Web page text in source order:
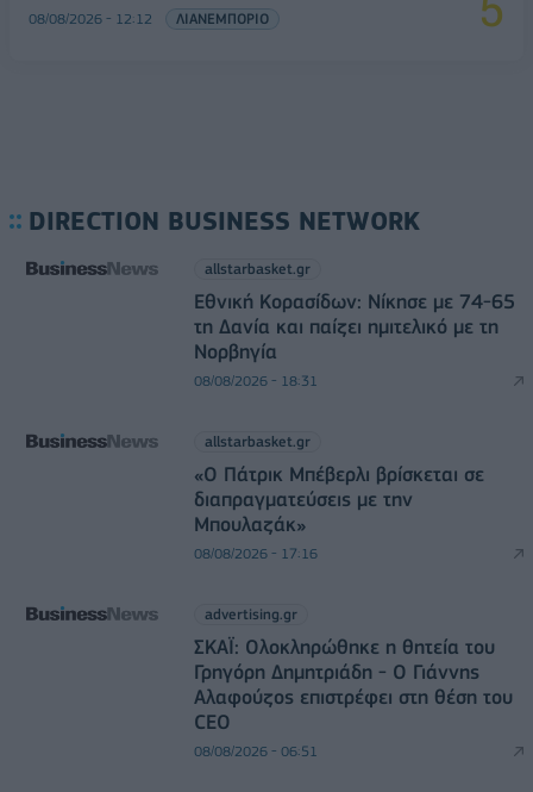
08/08/2026 - 12:12 ΛΙΑΝΕΜΠΟΡΙΟ
DIRECTION BUSINESS NETWORK
allstarbasket.gr
Εθνική Κορασίδων: Νίκησε με 74-65
τη Δανία και παίζει ημιτελικό με τη
Νορβηγία
08/08/2026 - 18:31
allstarbasket.gr
«Ο Πάτρικ Μπέβερλι βρίσκεται σε
διαπραγματεύσεις με την
Μπουλαζάκ»
08/08/2026 - 17:16
advertising.gr
ΣΚΑΪ: Ολοκληρώθηκε η θητεία του
Γρηγόρη Δημητριάδη - Ο Γιάννης
Αλαφούζος επιστρέφει στη θέση του
CEO
08/08/2026 - 06:51